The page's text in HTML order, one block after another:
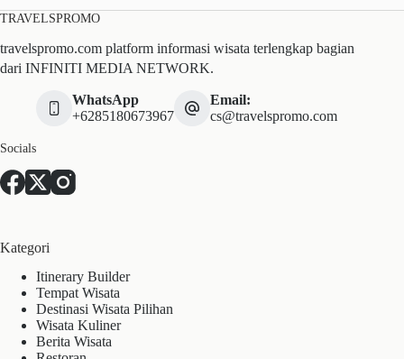
TRAVELSPROMO
travelspromo.com platform informasi wisata terlengkap bagian
dari INFINITI MEDIA NETWORK.
WhatsApp
+6285180673967
Email:
cs@travelspromo.com
Socials
Kategori
Itinerary Builder
Tempat Wisata
Destinasi Wisata Pilihan
Wisata Kuliner
Berita Wisata